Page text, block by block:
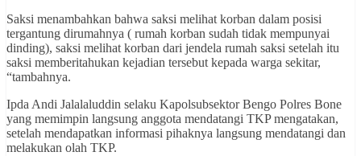
Saksi menambahkan bahwa saksi melihat korban dalam posisi
tergantung dirumahnya ( rumah korban sudah tidak mempunyai
dinding), saksi melihat korban dari jendela rumah saksi setelah itu
saksi memberitahukan kejadian tersebut kepada warga sekitar,
“tambahnya.
Ipda Andi Jalalaluddin selaku Kapolsubsektor Bengo Polres Bone
yang memimpin langsung anggota mendatangi TKP mengatakan,
setelah mendapatkan informasi pihaknya langsung mendatangi dan
melakukan olah TKP.